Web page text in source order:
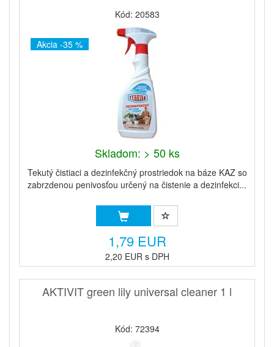
Kód: 20583
Akcia -35 %
Skladom: > 50 ks
Tekutý čistiaci a dezinfekčný prostriedok na báze KAZ so
zabrzdenou penivosťou určený na čistenie a dezinfekci...
1,79 EUR
2,20 EUR s DPH
AKTIVIT green lily universal cleaner 1 l
Kód: 72394